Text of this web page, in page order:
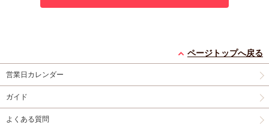
ページトップへ戻る
営業日カレンダー
ガイド
よくある質問